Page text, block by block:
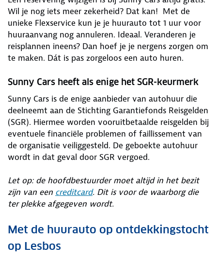
Wil je nog iets meer zekerheid? Dat kan! Met de
unieke Flexservice kun je je huurauto tot 1 uur voor
huuraanvang nog annuleren. Ideaal. Veranderen je
reisplannen ineens? Dan hoef je je nergens zorgen om
te maken. Dát is pas zorgeloos een auto huren.
Sunny Cars heeft als enige het SGR-keurmerk
Sunny Cars is de enige aanbieder van autohuur die
deelneemt aan de Stichting Garantiefonds Reisgelden
(SGR). Hiermee worden vooruitbetaalde reisgelden bij
eventuele financiële problemen of faillissement van
de organisatie veiliggesteld. De geboekte autohuur
wordt in dat geval door SGR vergoed.
Let op: de hoofdbestuurder moet altijd in het bezit
zijn van een creditcard. Dit is voor de waarborg die
ter plekke afgegeven wordt.
Met de huurauto op ontdekkingstocht
op Lesbos